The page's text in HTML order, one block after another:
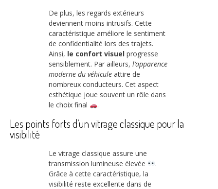
De plus, les regards extérieurs
deviennent moins intrusifs. Cette
caractéristique améliore le sentiment
de confidentialité lors des trajets.
Ainsi, le confort visuel progresse
sensiblement. Par ailleurs, l’apparence
moderne du véhicule attire de
nombreux conducteurs. Cet aspect
esthétique joue souvent un rôle dans
le choix final
.
Les points forts d’un vitrage classique pour la
visibilité
Le vitrage classique assure une
transmission lumineuse élevée
.
Grâce à cette caractéristique, la
visibilité reste excellente dans de